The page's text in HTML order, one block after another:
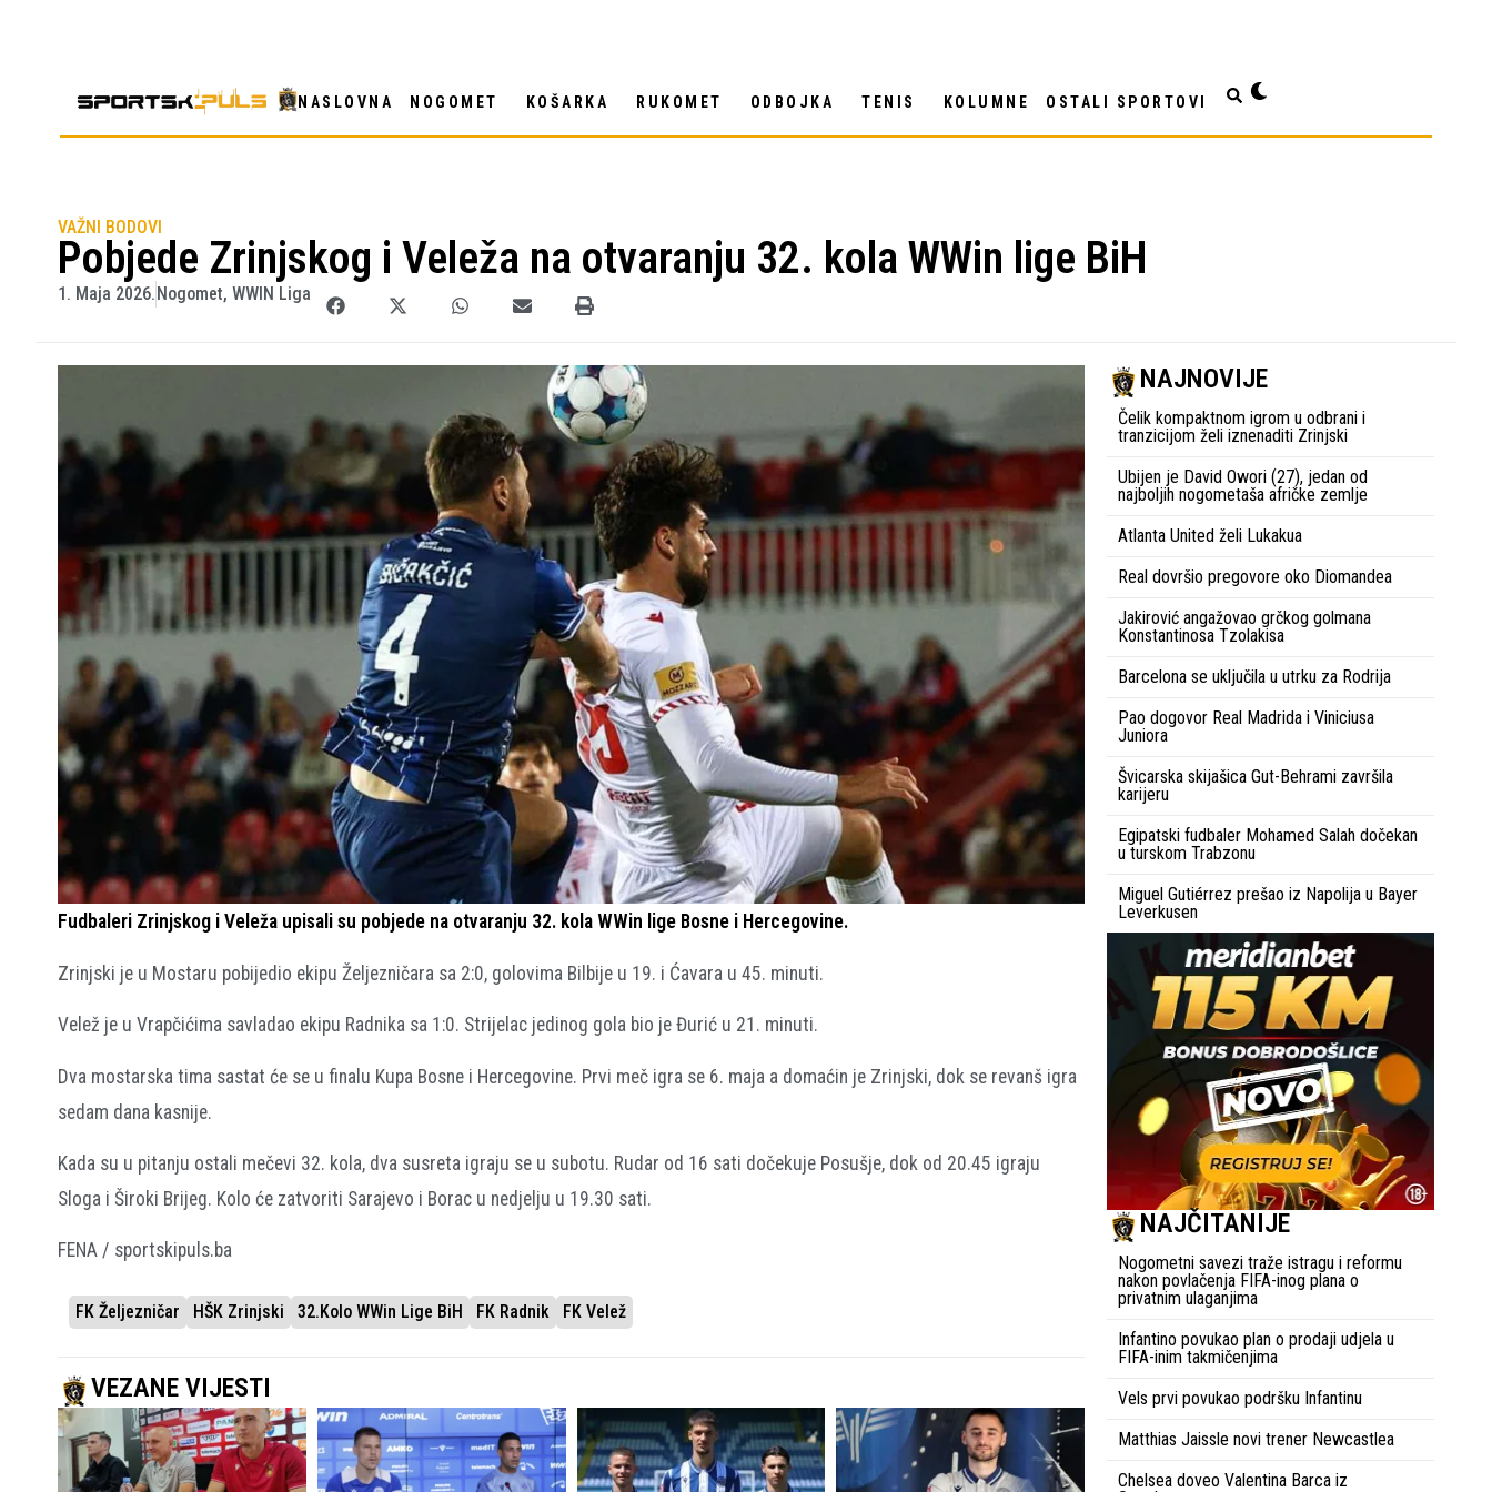
NASLOVNA NOGOMET KOŠARKA RUKOMET ODBOJKA TENIS KOLUMNE OSTALI SPORTOVI
VAŽNI BODOVI
Pobjede Zrinjskog i Veleža na otvaranju 32. kola WWin lige BiH
1. Maja 2026.Nogomet, WWIN Liga
Fudbaleri Zrinjskog i Veleža upisali su pobjede na otvaranju 32. kola WWin lige Bosne i Hercegovine.
Zrinjski je u Mostaru pobijedio ekipu Željezničara sa 2:0, golovima Bilbije u 19. i Ćavara u 45. minuti.
Velež je u Vrapčićima savladao ekipu Radnika sa 1:0. Strijelac jedinog gola bio je Đurić u 21. minuti.
Dva mostarska tima sastat će se u finalu Kupa Bosne i Hercegovine. Prvi meč igra se 6. maja a domaćin je Zrinjski, dok se revanš igra
sedam dana kasnije.
Kada su u pitanju ostali mečevi 32. kola, dva susreta igraju se u subotu. Rudar od 16 sati dočekuje Posušje, dok od 20.45 igraju
Sloga i Široki Brijeg. Kolo će zatvoriti Sarajevo i Borac u nedjelju u 19.30 sati.
FENA / sportskipuls.ba
FK Željezničar HŠK Zrinjski 32.kolo WWin Lige BiH FK Radnik FK Velež
VEZANE VIJESTI
NAJNOVIJE
Čelik kompaktnom igrom u odbrani i
tranzicijom želi iznenaditi Zrinjski
Ubijen je David Owori (27), jedan od
najboljih nogometaša afričke zemlje
Atlanta United želi Lukakua
Real dovršio pregovore oko Diomandea
Jakirović angažovao grčkog golmana
Konstantinosa Tzolakisa
Barcelona se uključila u utrku za Rodrija
Pao dogovor Real Madrida i Viniciusa
Juniora
Švicarska skijašica Gut-Behrami završila
karijeru
Egipatski fudbaler Mohamed Salah dočekan
u turskom Trabzonu
Miguel Gutiérrez prešao iz Napolija u Bayer
Leverkusen
NAJČITANIJE
Nogometni savezi traže istragu i reformu
nakon povlačenja FIFA-inog plana o
privatnim ulaganjima
Infantino povukao plan o prodaji udjela u
FIFA-inim takmičenjima
Vels prvi povukao podršku Infantinu
Matthias Jaissle novi trener Newcastlea
Chelsea doveo Valentina Barca iz